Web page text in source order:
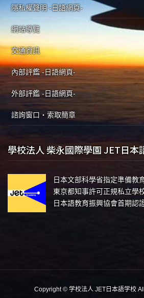
隱私權聲明 -日語網頁-
網站導覽
交通資訊
內部評鑑 -日語網頁-
外部評鑑 -日語網頁-
諮詢窗口・索取簡章
學校法人 柴永國際學園 JET日本
日本文部科學省指定準備教
東京都知事許可正規私立學
日本語教育振興協會首期認
Copyright © 学校法人 JET日本語学校